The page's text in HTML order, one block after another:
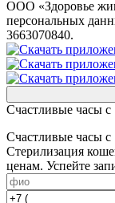
ООО «Здоровье
персональных
3663070840.
Счастливые часы с
Счастливые часы с
Стерилизация
ценам. Успейте